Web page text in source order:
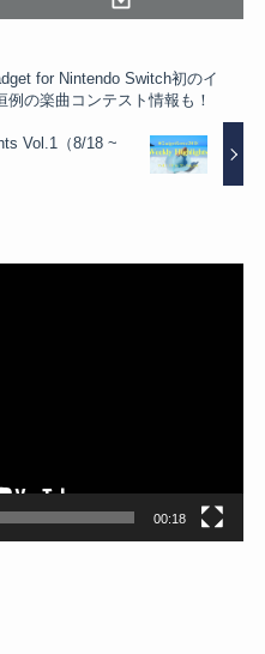
for Nintendo Switch初のイ
の楽曲コンテスト情報も！
Vol.1（8/18 ~
00:18